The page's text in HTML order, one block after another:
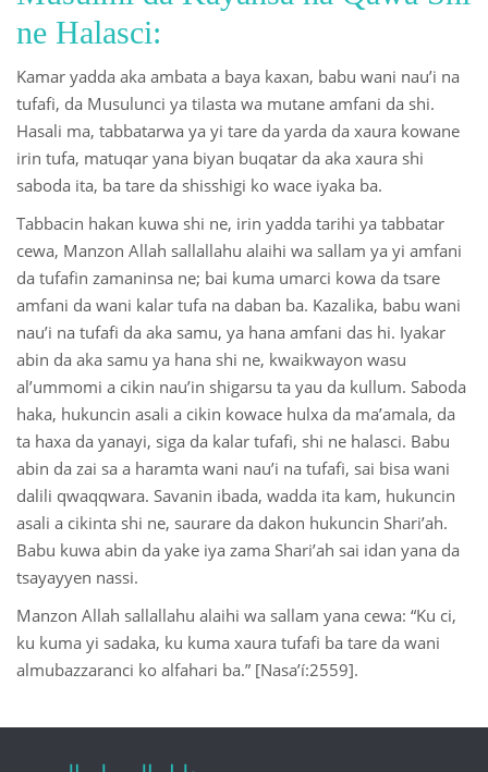
ne Halasci:
Kamar yadda aka ambata a baya kaxan, babu wani nau’i na
tufafi, da Musulunci ya tilasta wa mutane amfani da shi.
Hasali ma, tabbatarwa ya yi tare da yarda da xaura kowane
irin tufa, matuqar yana biyan buqatar da aka xaura shi
saboda ita, ba tare da shisshigi ko wace iyaka ba.
Tabbacin hakan kuwa shi ne, irin yadda tarihi ya tabbatar
cewa, Manzon Allah sallallahu alaihi wa sallam ya yi amfani
da tufafin zamaninsa ne; bai kuma umarci kowa da tsare
amfani da wani kalar tufa na daban ba. Kazalika, babu wani
nau’i na tufafi da aka samu, ya hana amfani das hi. Iyakar
abin da aka samu ya hana shi ne, kwaikwayon wasu
al’ummomi a cikin nau’in shigarsu ta yau da kullum. Saboda
haka, hukuncin asali a cikin kowace hulxa da ma’amala, da
ta haxa da yanayi, siga da kalar tufafi, shi ne halasci. Babu
abin da zai sa a haramta wani nau’i na tufafi, sai bisa wani
dalili qwaqqwara. Savanin ibada, wadda ita kam, hukuncin
asali a cikinta shi ne, saurare da dakon hukuncin Shari’ah.
Babu kuwa abin da yake iya zama Shari’ah sai idan yana da
tsayayyen nassi.
Manzon Allah sallallahu alaihi wa sallam yana cewa: “Ku ci,
ku kuma yi sadaka, ku kuma xaura tufafi ba tare da wani
almubazzaranci ko alfahari ba.” [Nasa’í:2559].